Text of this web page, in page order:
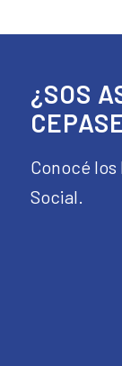
¿SOS
Conocé
Social.